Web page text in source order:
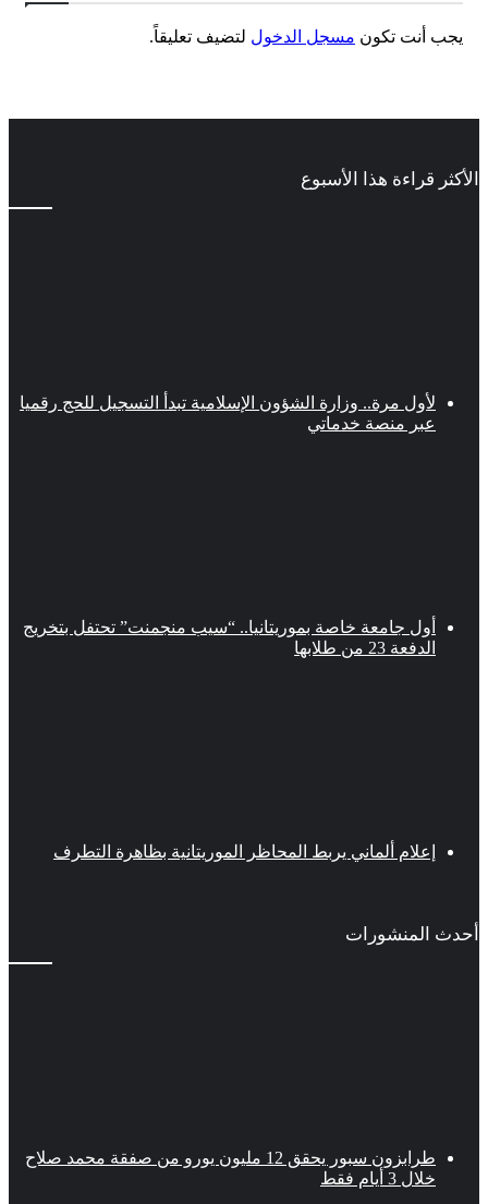
يجب أنت تكون مسجل الدخول لتضيف تعليقاً.
الأكثر قراءة هذا الأسبوع
لأول مرة.. وزارة الشؤون الإسلامية تبدأ التسجيل للحج رقميا
عبر منصة خدماتي
أول جامعة خاصة بموريتانيا.. “سيب منجمنت” تحتفل بتخريج
الدفعة 23 من طلابها
إعلام ألماني يربط المحاظر الموريتانية بظاهرة التطرف
أحدث المنشورات
طرابزون سبور يحقق 12 مليون يورو من صفقة محمد صلاح
خلال 3 أيام فقط